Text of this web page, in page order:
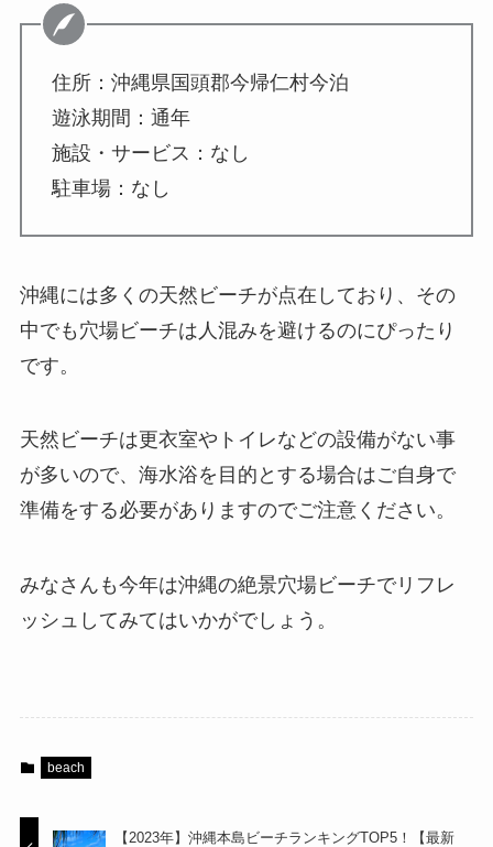
住所：沖縄県国頭郡今帰仁村今泊
遊泳期間：通年
施設・サービス：なし
駐車場：なし
沖縄には多くの天然ビーチが点在しており、その
中でも穴場ビーチは人混みを避けるのにぴったり
です。
天然ビーチは更衣室やトイレなどの設備がない事
が多いので、海水浴を目的とする場合はご自身で
準備をする必要がありますのでご注意ください。
みなさんも今年は沖縄の絶景穴場ビーチでリフレ
ッシュしてみてはいかがでしょう。
beach
【2023年】沖縄本島ビーチランキングTOP5！【最新